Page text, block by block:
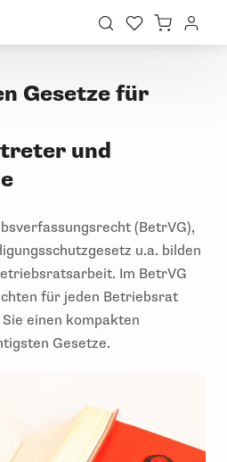
Gesetze für
und
(BetrVG),
u.a. bilden
Im BetrVG
für jeden Betriebsrat
einen kompakten
Gesetze.